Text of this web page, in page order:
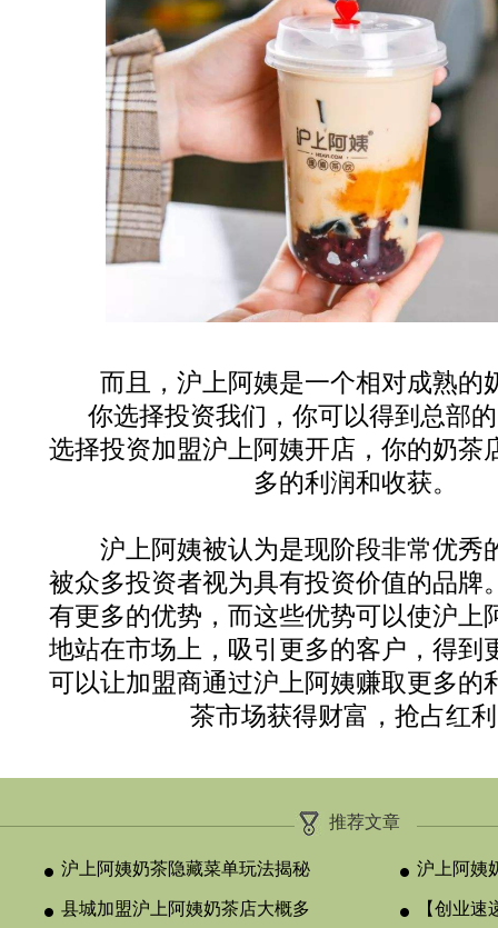
而且，沪上阿姨是一个相对成熟的
你选择投资我们，你可以得到总部
选择投资加盟沪上阿姨开店，你的奶茶
多的利润和收获。
沪上阿姨被认为是现阶段非常优秀
被众多投资者视为具有投资价值的品牌
有更多的优势，而这些优势可以使沪上
地站在市场上，吸引更多的客户，得到
可以让加盟商通过沪上阿姨赚取更多的
茶市场获得财富，抢占红
推荐文章
沪上阿姨奶茶隐藏菜单玩法揭秘 沪上阿姨
县城加盟沪上阿姨奶茶店大概多 【创业